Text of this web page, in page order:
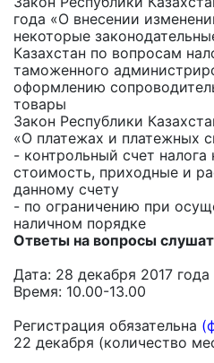
года «О внесении
некоторые
Казахстан по вопросам
таможенного
оформлению
товары
Закон Республики
«О платежах и платежных
- контрольный счет налога
стоимость, приходные и
данному счету
- по ограничению при
наличном порядке
Ответы на вопросы
Дата: 28 декабря 2017 года
Время: 10.00-13.00
Регистрация обязательна (
22 декабря (количество